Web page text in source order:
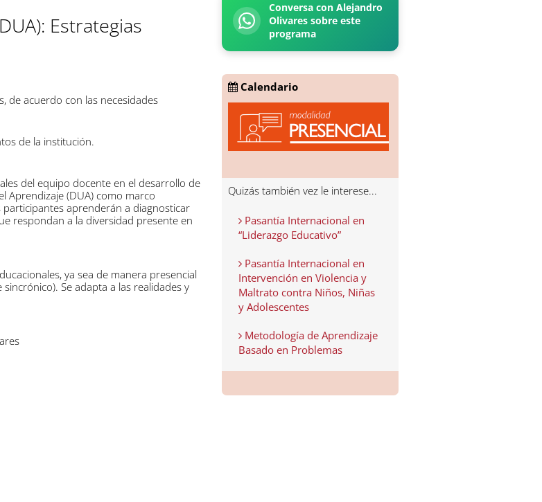
Estrategias
de acuerdo con las necesidades
de la institución.
del equipo docente en el desarrollo de
Aprendizaje (DUA) como marco
aprenderán a diagnosticar
respondan a la diversidad presente en
ya sea de manera presencial
Se adapta a las realidades y
Conversa con Alejandro
Olivares sobre este
programa
Calendario
Quizás también vez le interese...
Pasantía Internacional en
“Liderazgo Educativo”
Pasantía Internacional en
Intervención en Violencia y
Maltrato contra Niños, Niñas
y Adolescentes
Metodología de Aprendizaje
Basado en Problemas